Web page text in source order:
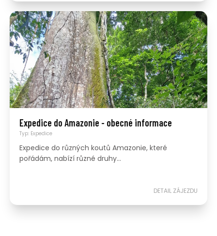
Expedice do Amazonie - obecné informace
Typ: Expedice
Expedice do různých koutů Amazonie, které
pořádám, nabízí různé druhy...
DETAIL ZÁJEZDU